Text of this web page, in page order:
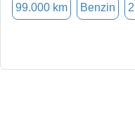
99.000 km Benzin